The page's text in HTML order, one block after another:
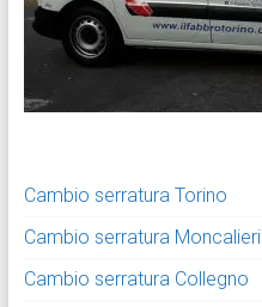
Cambio serratura Torino
Cambio serratura Moncalieri
Cambio serratura Collegno